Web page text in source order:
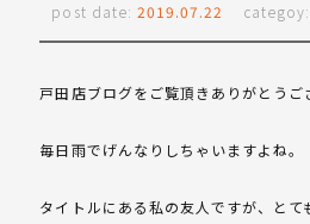
post date: 2019.07.22 categoy:
戸田店ブログをご覧頂きありがとうご
毎日雨でげんなりしちゃいますよね。
タイトルにある私の友人ですが、と